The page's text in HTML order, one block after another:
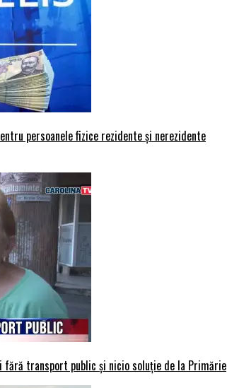
persoanele fizice rezidente și nerezidente
fără transport public și nicio soluție de la Primărie